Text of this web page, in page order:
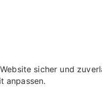
sicher und
anpassen.